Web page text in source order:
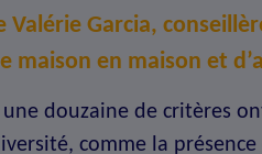
Valérie Garcia,
maison en maison et
douzaine de critères
comme la